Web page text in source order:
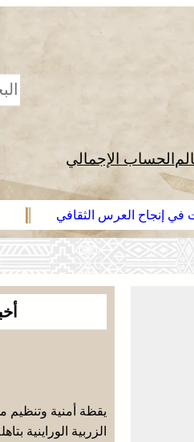
الحساب الإجمالي
في إنجاح العرس الثقافي
يقظة أمنية وتنظيم
الزربية الوراينية